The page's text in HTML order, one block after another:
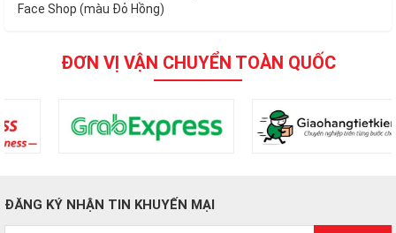
Face Shop (màu Đỏ Hồng)
ĐƠN VỊ VẬN CHUYỂN TOÀN QUỐC
ĐĂNG KÝ NHẬN TIN KHUYẾN MẠI